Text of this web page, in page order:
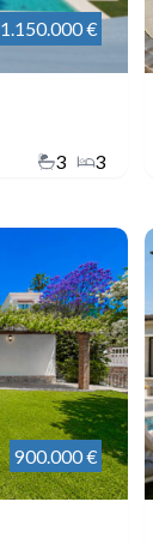
1.150.000 €
3
3
900.000 €